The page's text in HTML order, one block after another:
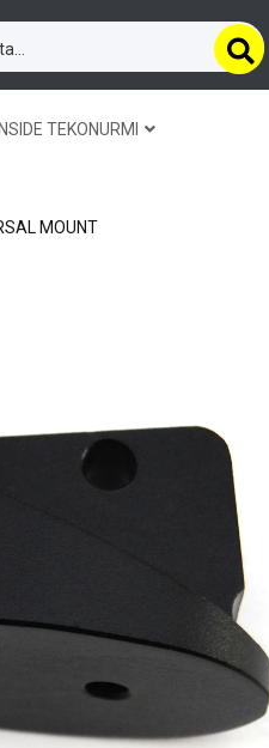
TEKONURMI
MOUNT